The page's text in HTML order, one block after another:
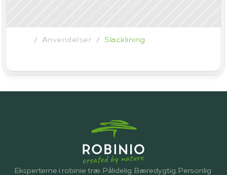
/ Anvendelser / Slacklining
Eksperterne i robinie træ. Pålidelig. Bæredygtig. Personlig